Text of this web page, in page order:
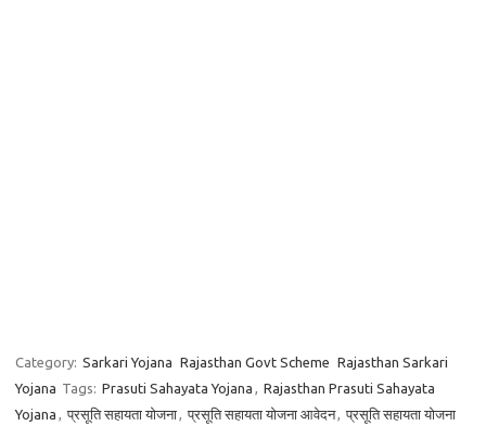
Category: Sarkari Yojana Rajasthan Govt Scheme Rajasthan Sarkari
Yojana Tags: Prasuti Sahayata Yojana , Rajasthan Prasuti Sahayata
Yojana , प्रसूति सहायता योजना, प्रसूति सहायता योजना आवेदन, प्रसूति सहायता योजना